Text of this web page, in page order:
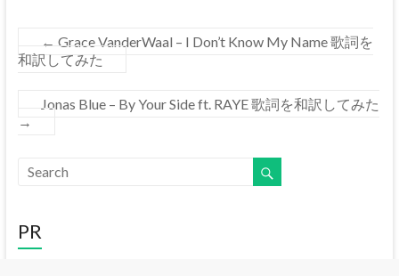
← Grace VanderWaal – I Don’t Know My Name 歌詞を
和訳してみた
Jonas Blue – By Your Side ft. RAYE 歌詞を和訳してみた
→
PR